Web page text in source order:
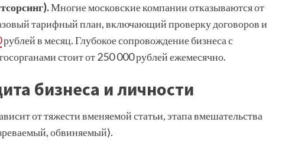
Многие московские компании отказываются от
тарифный план, включающий проверку договоров и
рублей в месяц. Глубокое сопровождение бизнеса с
стоит от 250 000 рублей ежемесячно.
бизнеса и личности
от тяжести вменяемой статьи, этапа вмешательства
обвиняемый).